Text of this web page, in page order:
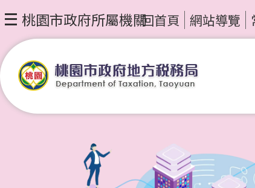
桃園市政府所屬機關回首頁 網站導覽